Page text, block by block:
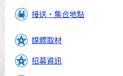
接送・集合地點
媒體取材
招募資訊